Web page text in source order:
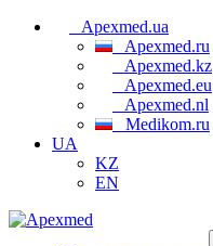
Apexmed.ua
Apexmed.ru
Apexmed.kz
Apexmed.eu
Apexmed.nl
Medikom.ru
UA
KZ
EN